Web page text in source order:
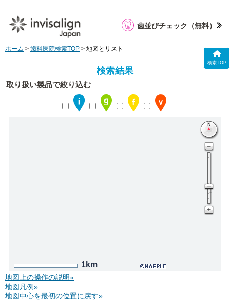
検索TOP
歯並びチェック （無料）
ホーム > 歯科医院検索TOP > 地図とリスト
検索結果
取り扱い製品で絞り込む
1km
地図上の操作の説明»
地図凡例»
地図中心を最初の位置に戻す»